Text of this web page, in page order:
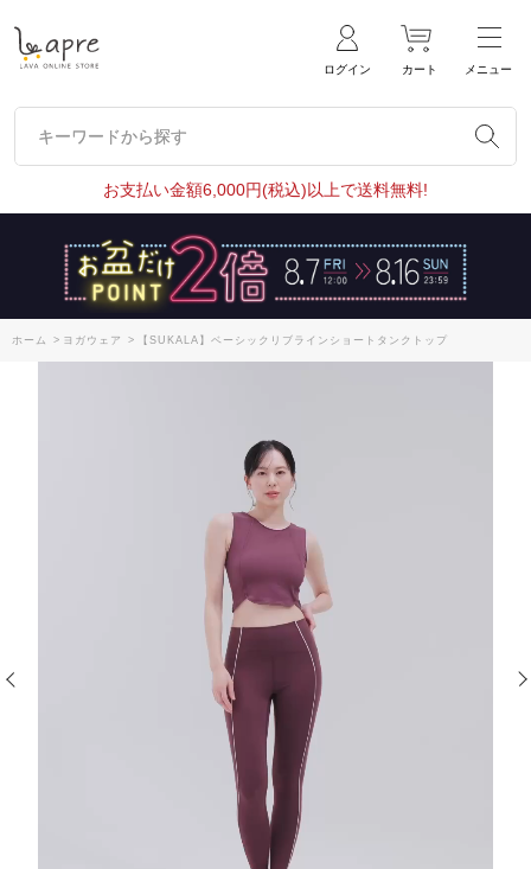
ログイン カート メニュー
キーワードから探す
キーワードから探す
お支払い金額6,000円(税込)以上で送料無料!
ホーム > ヨガウェア > 【SUKALA】ベーシックリブラインショートタンクトップ